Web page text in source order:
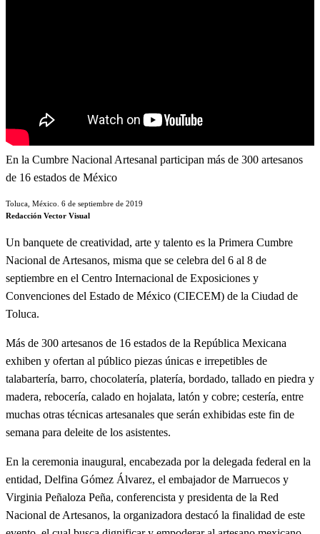
En la Cumbre Nacional Artesanal participan más de 300 artesanos
de 16 estados de México
Toluca, México. 6 de septiembre de 2019
Redacción Vector Visual
Un banquete de creatividad, arte y talento es la Primera Cumbre
Nacional de Artesanos, misma que se celebra del 6 al 8 de
septiembre en el Centro Internacional de Exposiciones y
Convenciones del Estado de México (CIECEM) de la Ciudad de
Toluca.
Más de 300 artesanos de 16 estados de la República Mexicana
exhiben y ofertan al público piezas únicas e irrepetibles de
talabartería, barro, chocolatería, platería, bordado, tallado en piedra y
madera, rebocería, calado en hojalata, latón y cobre; cestería, entre
muchas otras técnicas artesanales que serán exhibidas este fin de
semana para deleite de los asistentes.
En la ceremonia inaugural, encabezada por la delegada federal en la
entidad, Delfina Gómez Álvarez, el embajador de Marruecos y
Virginia Peñaloza Peña, conferencista y presidenta de la Red
Nacional de Artesanos, la organizadora destacó la finalidad de este